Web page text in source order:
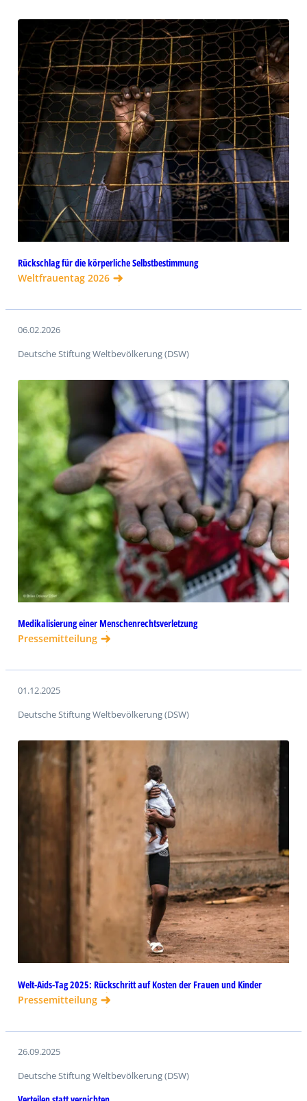
Rückschlag für die körperliche Selbstbestimmung
Weltfrauentag 2026
06.02.2026
Deutsche Stiftung Weltbevölkerung (DSW)
Medikalisierung einer Menschenrechtsverletzung
Pressemitteilung
01.12.2025
Deutsche Stiftung Weltbevölkerung (DSW)
Welt-Aids-Tag 2025: Rückschritt auf Kosten der Frauen und Kinder
Pressemitteilung
26.09.2025
Deutsche Stiftung Weltbevölkerung (DSW)